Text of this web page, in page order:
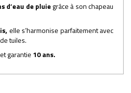
d’eau de pluiegrâce à son chapeau
elle s’harmonise parfaitement avec
tuiles.
et garantie 10 ans.